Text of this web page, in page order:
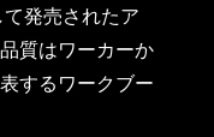
発売されたア
質はワーカーか
するワークブー